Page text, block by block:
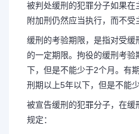
被判处缓刑的犯罪分子如果在
附加刑仍然应当执行，而不受
缓刑的考验期限，是指对受
的一定期限。拘役的缓刑考验
下，但是不能少于2个月。有
刑期以上5年以下，但是不能少
被宣告缓刑的犯罪分子，在缓
规定：
地...